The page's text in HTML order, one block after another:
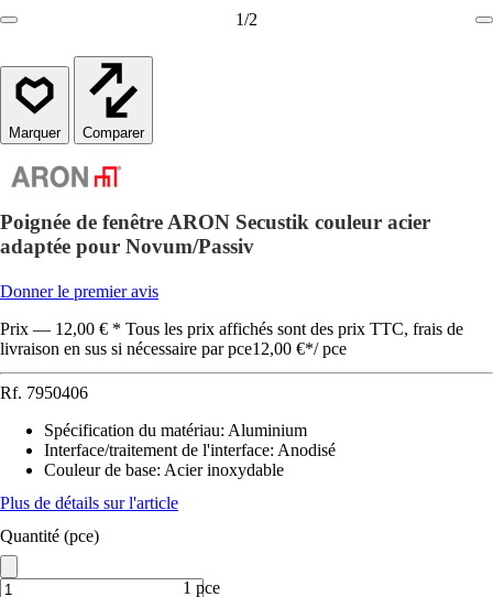
1/2
Comparer
Poignée de fenêtre ARON Secustik couleur acier
adaptée pour Novum/Passiv
Donner le premier avis
Prix — 12,00 € * Tous les prix affichés sont des prix TTC, frais de
livraison en sus si nécessaire par pce12,00 €*/ pce
Rf. 7950406
Spécification du matériau: Aluminium
Interface/traitement de l'interface: Anodisé
Couleur de base: Acier inoxydable
Plus de détails sur l'article
Quantité (pce)
1 pce